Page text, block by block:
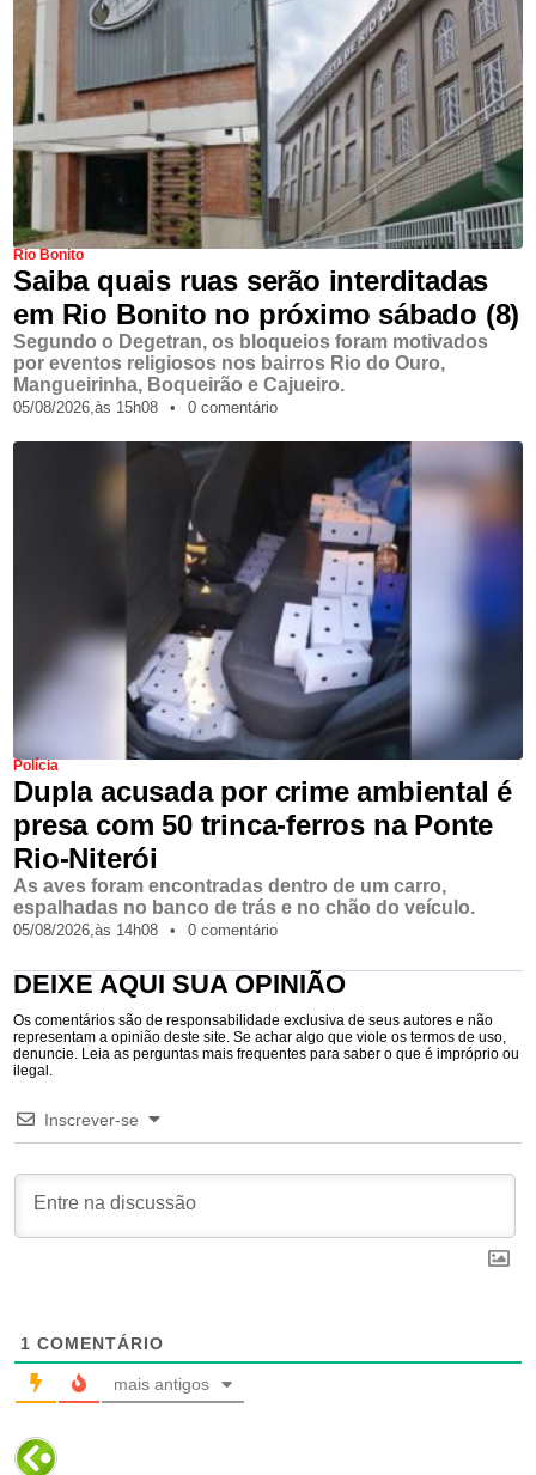
Rio Bonito
Saiba quais ruas serão interditadas
em Rio Bonito no próximo sábado (8)
Segundo o Degetran, os bloqueios foram motivados
por eventos religiosos nos bairros Rio do Ouro,
Mangueirinha, Boqueirão e Cajueiro.
05/08/2026,às 15h08 • 0 comentário
Polícia
Dupla acusada por crime ambiental é
presa com 50 trinca-ferros na Ponte
Rio-Niterói
As aves foram encontradas dentro de um carro,
espalhadas no banco de trás e no chão do veículo.
05/08/2026,às 14h08 • 0 comentário
DEIXE AQUI SUA OPINIÃO
Os comentários são de responsabilidade exclusiva de seus autores e não
representam a opinião deste site. Se achar algo que viole os termos de uso,
denuncie. Leia as perguntas mais frequentes para saber o que é impróprio ou
ilegal.
Inscrever-se
1 COMENTÁRIO
mais antigos